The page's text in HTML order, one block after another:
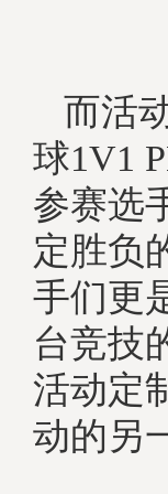
而活
球1V1
参赛选
定胜负
手们更
台竞技
活动定
动的另